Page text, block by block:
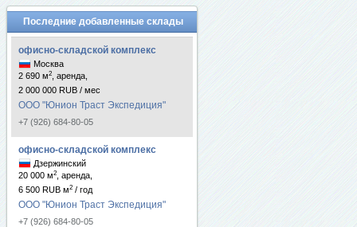
Последние добавленные склады
офисно-складской комплекс
Москва
2 690 м2
, аренда,
2 000 000 RUB / мес
ООО "Юнион Траст Экспедиция"
+7 (926) 684-80-05
офисно-складской комплекс
Дзержинский
20 000 м2
, аренда,
6 500 RUB м2 / год
ООО "Юнион Траст Экспедиция"
+7 (926) 684-80-05